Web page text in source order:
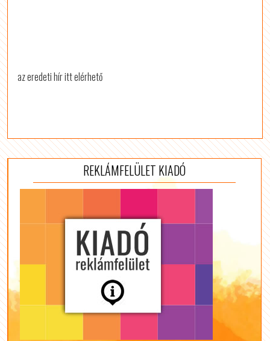
az eredeti hír itt elérhető
REKLÁMFELÜLET KIADÓ